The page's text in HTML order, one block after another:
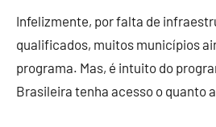
Infelizmente, por falta de
qualificados, muitos municípios
programa. Mas, é intuito do
Brasileira tenha acesso o quanto